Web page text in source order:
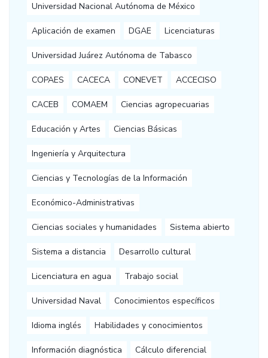
Universidad Nacional Autónoma de México
Aplicación de examen DGAE Licenciaturas
Universidad Juárez Autónoma de Tabasco
COPAES CACECA CONEVET ACCECISO
CACEB COMAEM Ciencias agropecuarias
Educación y Artes Ciencias Básicas
Ingeniería y Arquitectura
Ciencias y Tecnologías de la Información
Económico-Administrativas
Ciencias sociales y humanidades Sistema abierto
Sistema a distancia Desarrollo cultural
Licenciatura en agua Trabajo social
Universidad Naval Conocimientos específicos
Idioma inglés Habilidades y conocimientos
Información diagnóstica Cálculo diferencial